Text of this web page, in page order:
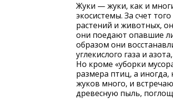
Жуки — жуки, как и
экосистемы. За счет
растений и животных,
они поедают опавшие
образом они
углекислого газа и
Но кроме «уборки
размера птиц, а
жуков много, и
древесную пыль,